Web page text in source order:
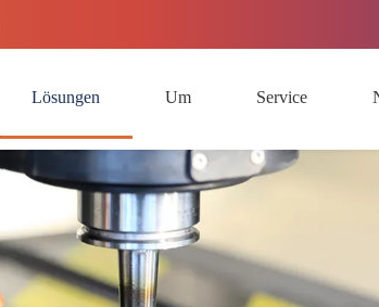
Lösungen Um Service